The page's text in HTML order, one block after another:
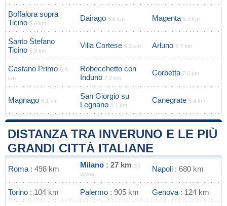
Boffalora sopra
Ticino 5.6 km
Dairago 5.6 km Magenta 5.7 km
Santo Stefano
Ticino 5.9 km
Villa Cortese 6.3 km Arluno 6.7 km
Castano Primo 6.9
km
Robecchetto con
Induno 7.2 km
Corbetta 7.6 km
Magnago 8.1 km
San Giorgio su
Legnano 8.1 km
Canegrate 8.4 km
DISTANZA TRA INVERUNO E LE PIÙ
GRANDI CITTÀ ITALIANE
Roma : 498 km Milano : 27 km più
vicina
Napoli : 680 km
Torino : 104 km Palermo : 905 km Genova : 124 km